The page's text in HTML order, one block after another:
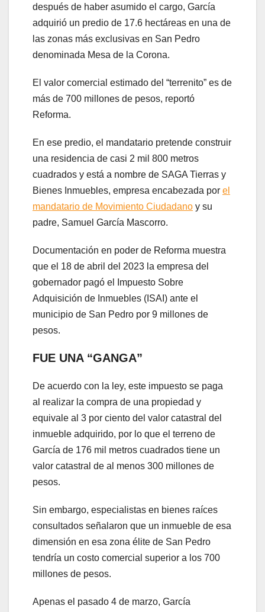
después de haber asumido el cargo, García
adquirió un predio de 17.6 hectáreas en una de
las zonas más exclusivas en San Pedro
denominada Mesa de la Corona.
El valor comercial estimado del “terrenito” es de
más de 700 millones de pesos, reportó
Reforma.
En ese predio, el mandatario pretende construir
una residencia de casi 2 mil 800 metros
cuadrados y está a nombre de SAGA Tierras y
Bienes Inmuebles, empresa encabezada por el
mandatario de Movimiento Ciudadano y su
padre, Samuel García Mascorro.
Documentación en poder de Reforma muestra
que el 18 de abril del 2023 la empresa del
gobernador pagó el Impuesto Sobre
Adquisición de Inmuebles (ISAI) ante el
municipio de San Pedro por 9 millones de
pesos.
FUE UNA “GANGA”
De acuerdo con la ley, este impuesto se paga
al realizar la compra de una propiedad y
equivale al 3 por ciento del valor catastral del
inmueble adquirido, por lo que el terreno de
García de 176 mil metros cuadrados tiene un
valor catastral de al menos 300 millones de
pesos.
Sin embargo, especialistas en bienes raíces
consultados señalaron que un inmueble de esa
dimensión en esa zona élite de San Pedro
tendría un costo comercial superior a los 700
millones de pesos.
Apenas el pasado 4 de marzo, García